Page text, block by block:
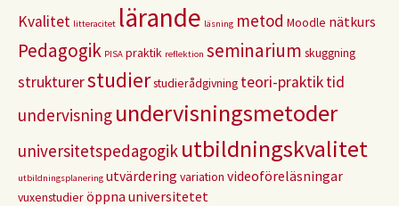
Kvalitet litteracitet lärande läsning metod Moodle nätkurs
Pedagogik PISA praktik reflektion seminarium skuggning
strukturerstudierstudierådgivning teori-praktiktid
undervisning undervisningsmetoder
universitetspedagogik utbildningskvalitet
utbildningsplanering utvärdering variation videoföreläsningar
vuxenstudieröppna universitetet